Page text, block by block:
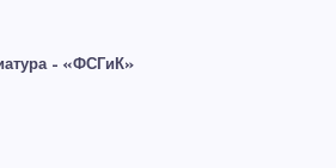
– «ФСГиК»